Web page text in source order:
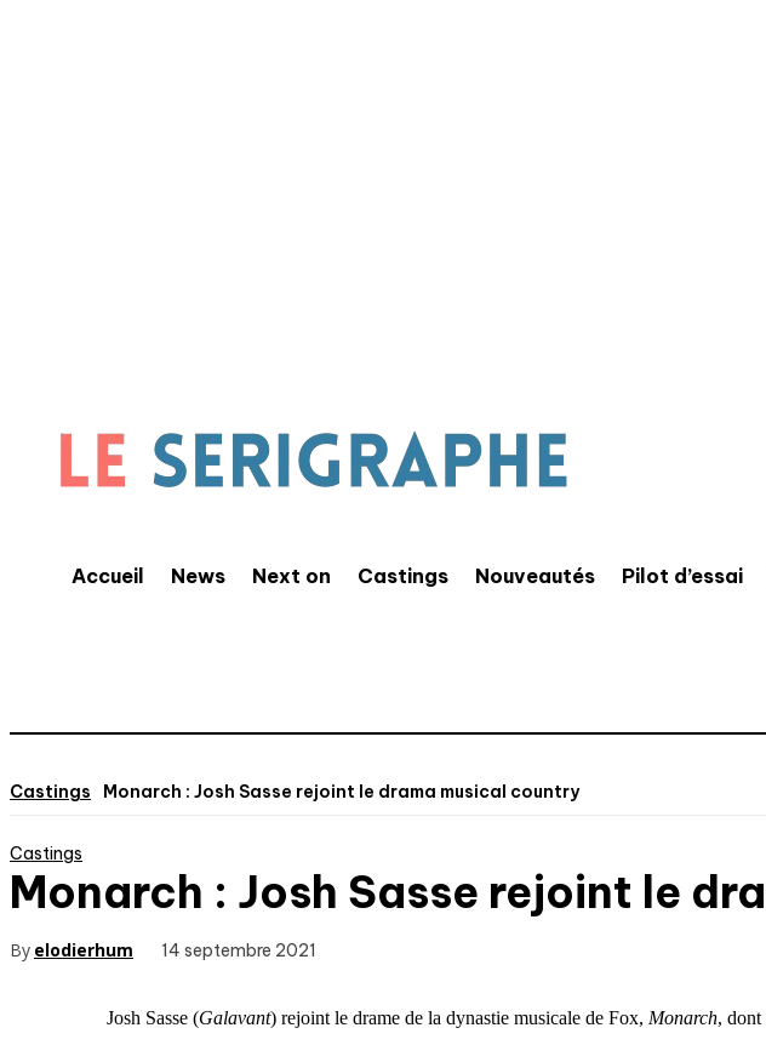
Accueil News Next on Castings Nouveautés Pilot d’essai
Castings Monarch : Josh Sasse rejoint le drama musical country
Castings
Monarch : Josh Sasse rejoint le
By elodierhum 14 septembre 2021
Josh Sasse (Galavant) rejoint le drame de la dynastie musicale de Fox, Monarch, dont